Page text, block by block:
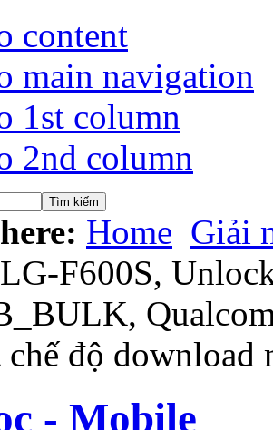
content
main navigation
1st column
2nd column
Home Giải
F600S,
độ download
- Mobile